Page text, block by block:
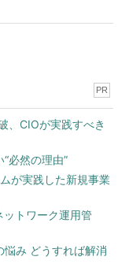
PR
、CIOが実践すべき
必然の理由”
が実践した新規事業
トワーク運用管
悩み どうすれば解消